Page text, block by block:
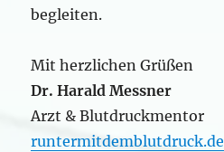
begleiten.
Mit herzlichen Grüßen
Dr. Harald Messner
Arzt & Blutdruckmentor
runtermitdemblutdruck.de